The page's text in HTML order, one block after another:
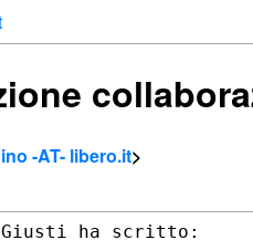
-AT- libero.it>